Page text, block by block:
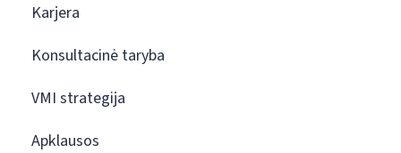
Karjera
Konsultacinė taryba
VMI strategija
Apklausos